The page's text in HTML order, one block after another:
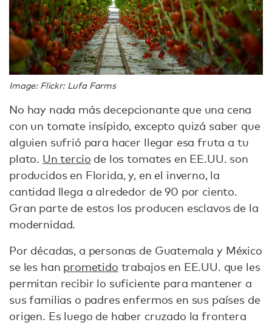
Image: Flickr: Lufa Farms
No hay nada más decepcionante que una cena
con un tomate insípido, excepto quizá saber que
alguien sufrió para hacer llegar esa fruta a tu
plato. Un tercio de los tomates en EE.UU. son
producidos en Florida, y, en el inverno, la
cantidad llega a alrededor de 90 por ciento.
Gran parte de estos los producen esclavos de la
modernidad.
Por décadas, a personas de Guatemala y México
se les han prometido trabajos en EE.UU. que les
permitan recibir lo suficiente para mantener a
sus familias o padres enfermos en sus países de
origen. Es luego de haber cruzado la frontera